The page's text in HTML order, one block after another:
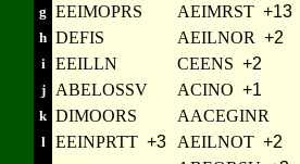
g EEIMOPRS AEIMRST +13
h DEFIS AEILNOR +2
i EEILLN CEENS +2
j ABELOSSV ACINO +1
k DIMOORS AACEGINR
l EEINPRTT +3 AEILNOT +2